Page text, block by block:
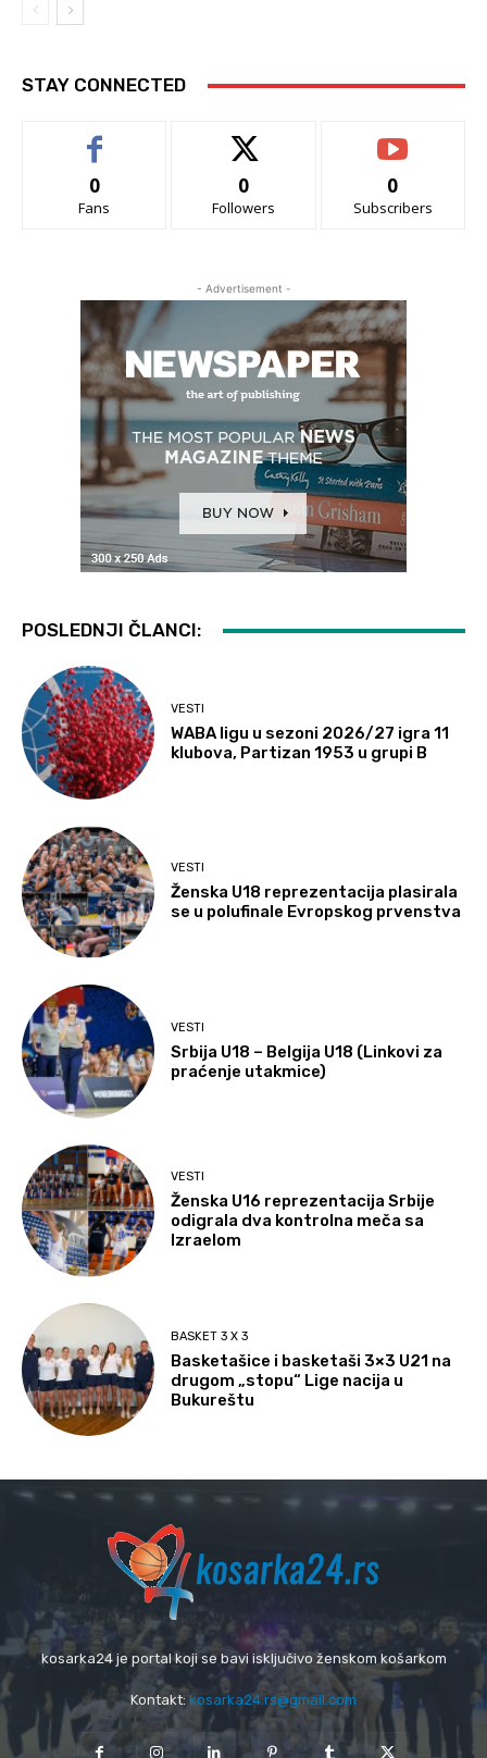
STAY CONNECTED
0
Fans
0
Followers
0
Subscribers
- Advertisement -
POSLEDNJI ČLANCI:
VESTI
WABA ligu u sezoni 2026/27 igra 11
klubova, Partizan 1953 u grupi B
VESTI
Ženska U18 reprezentacija plasirala
se u polufinale Evropskog prvenstva
VESTI
Srbija U18 – Belgija U18 (Linkovi za
praćenje utakmice)
VESTI
Ženska U16 reprezentacija Srbije
odigrala dva kontrolna meča sa
Izraelom
BASKET 3 X 3
Basketašice i basketaši 3×3 U21 na
drugom „stopu“ Lige nacija u
Bukureštu
kosarka24 je portal koji se bavi isključivo ženskom košarkom
Kontakt: kosarka24.rs@gmail.com